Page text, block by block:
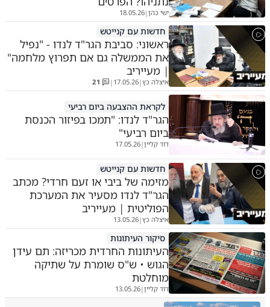
ישי כהן|
18.05.26
חדשות עם קנייטש
ראשוני: סביבת הגר"ד לנדו - "נפיל
את הממשלה גם אם תפרוץ מלחמה"
| מעייריב
איצלה כץ|
17.05.26
|
21
לקראת ההצבעה ביום רביעי
הגר"ד לנדו: "תמכו בפיזור הכנסת
ביום רביעי"
דוד קליין|
17.05.26
חדשות עם קנייטש
מזימה של ביבי או זעם חרדי? מכתב
הגר"ד לנדו מסעיר את המערכת
הפוליטית | מעייריב
איצלה כץ|
13.05.26
סיקור העיתונות
העיתונות החרדית מכריזה: תם עידן
הגוש • ש"ס שומרת על שתיקה
מוחלטת
דוד קליין|
13.05.26